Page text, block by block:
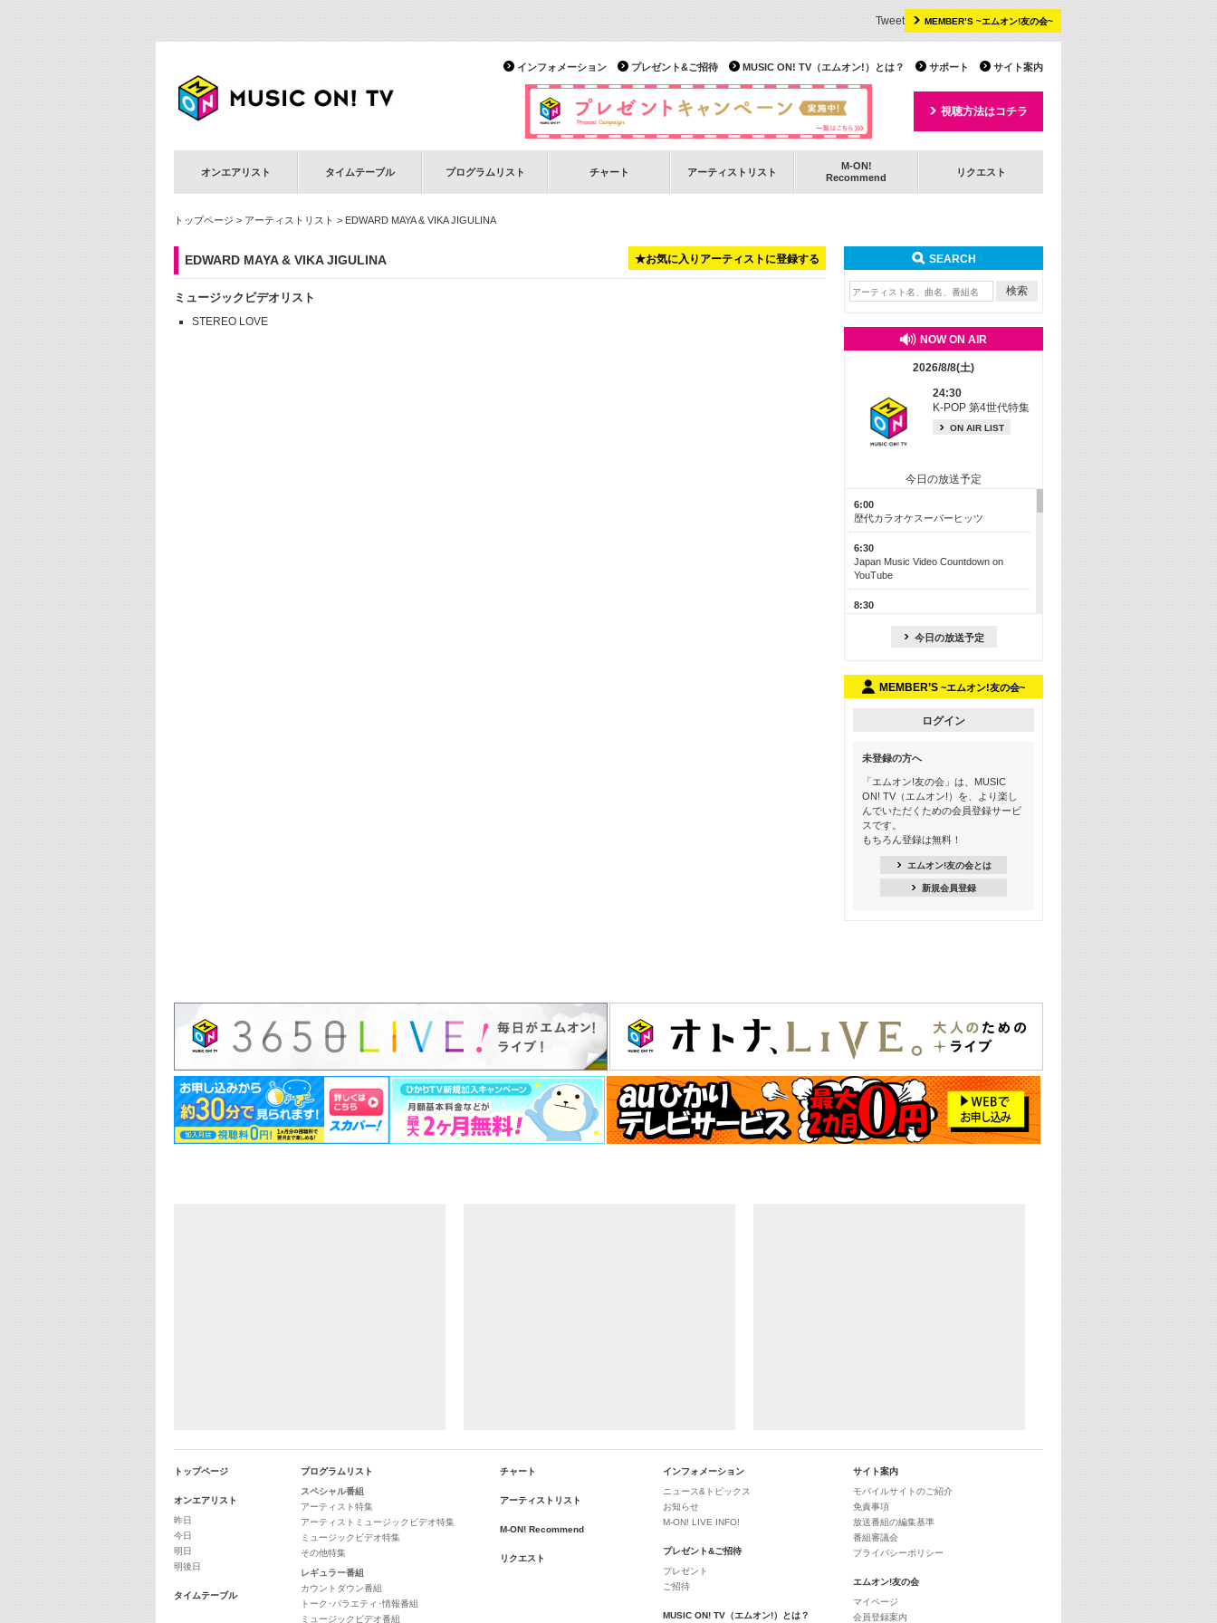
MEMBER’S ~エムオン!友の会~
Tweet
サイト案内
サポート
MUSIC ON! TV（エムオン!）とは？
プレゼント&ご招待
インフォメーション
視聴方法はコチラ
オンエアリスト タイムテーブル プログラムリスト チャート アーティストリスト
M-ON!
Recommend
リクエスト
トップページ > アーティストリスト > EDWARD MAYA & VIKA JIGULINA
★お気に入りアーティストに登録する
EDWARD MAYA & VIKA JIGULINA
ミュージックビデオリスト
STEREO LOVE
SEARCH
NOW ON AIR
2026/8/8(土)
24:30
K-POP 第4世代特集
ON AIR LIST
今日の放送予定
6:00
歴代カラオケスーパーヒッツ
6:30
Japan Music Video Countdown on
YouTube
8:30
M-ON! カラオケカウントダウン 50
Official髭男dism特集
よりぬき! この夏聴きたい! サマーソン
グメドレー【歌詞入り】
21:00
季節を感じよう! シーズンソング特集
-8月編-【歌詞入り】
ージックビデオ特集
24:00
K-POP 第3世代特集
K-POP 第4世代特集
25:00
あのころヒッツ! 一挙5時間！
2021→2025年
今日の放送予定
MEMBER’S ~エムオン!友の会~
ログイン
未登録の方へ
「エムオン!友の会」は、MUSIC
ON! TV（エムオン!）を、より楽し
んでいただくための会員登録サービ
スです。
もちろん登録は無料！
エムオン!友の会とは
新規会員登録
トップページ
オンエアリスト
昨日
今日
明日
明後日
タイムテーブル
プログラムリスト
スペシャル番組
アーティスト特集
アーティストミュージックビデオ特集
ミュージックビデオ特集
その他特集
レギュラー番組
カウントダウン番組
トーク･バラエティ･情報番組
ミュージックビデオ番組
チャート
アーティストリスト
M-ON! Recommend
リクエスト
インフォメーション
ニュース&トピックス
お知らせ
M-ON! LIVE INFO!
プレゼント&ご招待
プレゼント
ご招待
MUSIC ON! TV（エムオン!）とは？
サイト案内
モバイルサイトのご紹介
免責事項
放送番組の編集基準
番組審議会
プライバシーポリシー
エムオン!友の会
マイページ
会員登録案内